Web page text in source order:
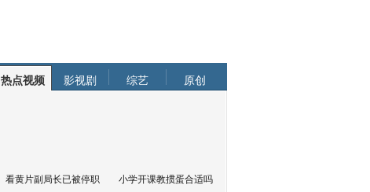
热点视频 影视剧 综艺 原创
看黄片副局长已被停职 小学开课教掼蛋合适吗